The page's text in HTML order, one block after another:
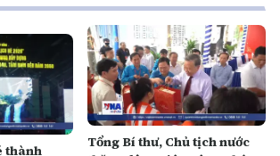
thành
Tổng Bí thư, Chủ tịch nước